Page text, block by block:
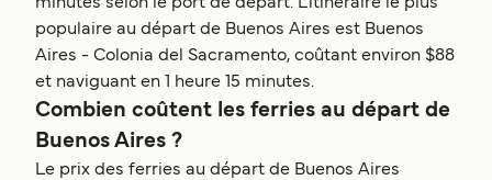
populaire au départ de Buenos Aires est Buenos
Aires - Colonia del Sacramento, coûtant environ $88
et naviguant en 1 heure 15 minutes.
Combien coûtent les ferries au départ de
Buenos Aires ?
Le prix des ferries au départ de Buenos Aires